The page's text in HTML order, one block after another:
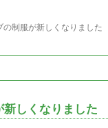
の制服が新しくなりました
しくなりました